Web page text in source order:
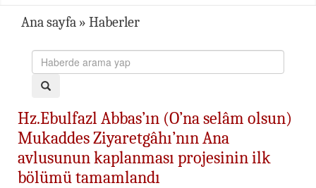
Ana sayfa » Haberler
Hz.Ebulfazl Abbas’ın (O’na selâm olsun)
Mukaddes Ziyaretgâhı’nın Ana
avlusunun kaplanması projesinin ilk
bölümü tamamlandı